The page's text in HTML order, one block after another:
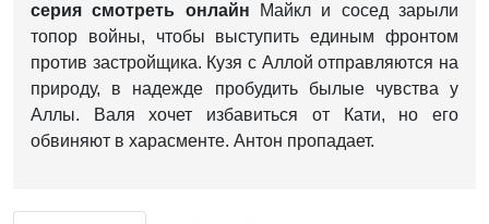
серия смотреть онлайн Майкл и сосед зарыли
топор войны, чтобы выступить единым фронтом
против застройщика. Кузя с Аллой отправляются на
природу, в надежде пробудить былые чувства у
Аллы. Валя хочет избавиться от Кати, но его
обвиняют в харасменте. Антон пропадает.